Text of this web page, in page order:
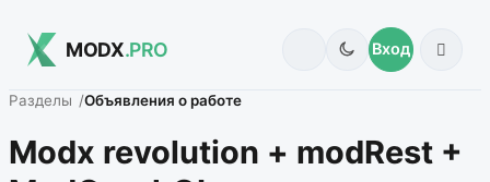
MODX.PRO Вход
Разделы Объявления о работе
Modx revolution + modRest +